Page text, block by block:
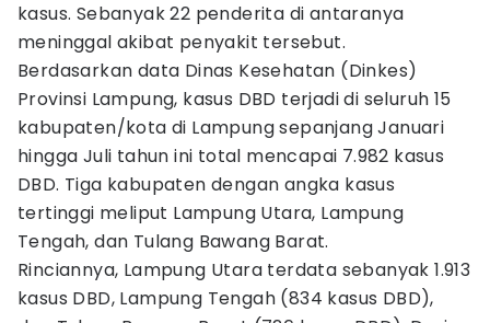
kasus. Sebanyak 22 penderita di antaranya
meninggal akibat penyakit tersebut.
Berdasarkan data Dinas Kesehatan (Dinkes)
Provinsi Lampung, kasus DBD terjadi di seluruh 15
kabupaten/kota di Lampung sepanjang Januari
hingga Juli tahun ini total mencapai 7.982 kasus
DBD. Tiga kabupaten dengan angka kasus
tertinggi meliput Lampung Utara, Lampung
Tengah, dan Tulang Bawang Barat.
Rinciannya, Lampung Utara terdata sebanyak 1.913
kasus DBD, Lampung Tengah (834 kasus DBD),